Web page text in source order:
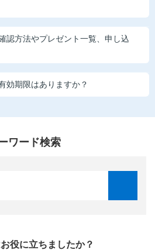
認方法やプレゼント一覧、申し込
効期限はありますか？
ワード検索
役に立ちましたか？